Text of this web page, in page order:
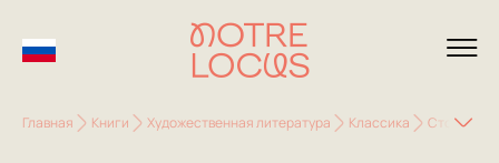
Главная Книги Художественная литература Классика Сто лет